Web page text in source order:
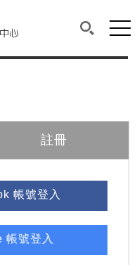
站主要連結。
中心
搜尋(開
網
容區。
註冊
帳號登入
帳號登入